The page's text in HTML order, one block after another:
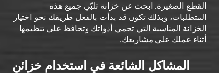
القطع الصغيرة. ابحث عن خزانة تلبّي جميع هذه
المتطلبات، وبذلك تكون قد بدأت بالفعل طريقك نحو اختيار
الخزانة المناسبة التي تحمي أدواتك وتحافظ على تنظيمها
أثناء عملك على مشاريعك.
المشاكل الشائعة في استخدام خزائن